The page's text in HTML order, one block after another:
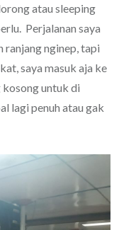
atau sleeping
Perjalanan saya
ranjang nginep, tapi
saya masuk aja ke
untuk di
lagi penuh atau gak